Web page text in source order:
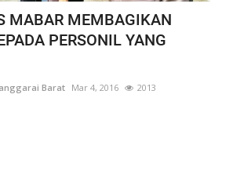
MABAR MEMBAGIKAN
PERSONIL YANG
Barat Mar 4, 2016 2013